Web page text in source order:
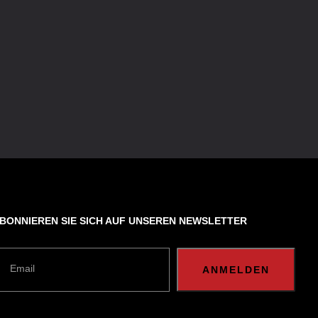
SIE SICH AUF UNSEREN NEWSLETTER
Email ANMELDEN